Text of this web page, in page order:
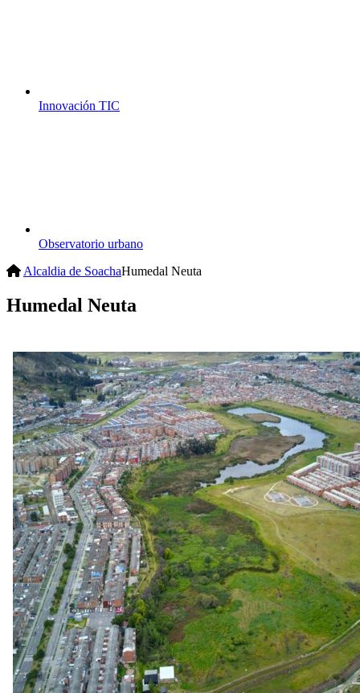
Innovación TIC
Observatorio urbano
Alcaldia de SoachaHumedal Neuta
Humedal Neuta